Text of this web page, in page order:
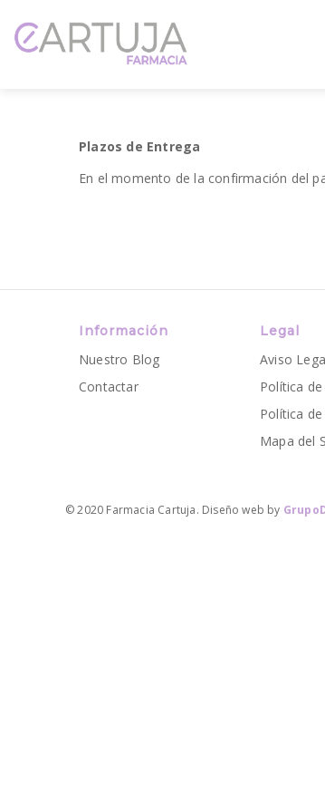
Plazos de Entrega
En el momento de la confirmación del
Información
Nuestro Blog
Contactar
Legal
Aviso
Política
Política
Mapa del
© 2020 Farmacia Cartuja. Diseño web by